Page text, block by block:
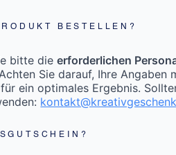
BESTELLEN?
bitte dieerforderlichen
Sie darauf, Ihre Angaben
ein optimales Ergebnis.